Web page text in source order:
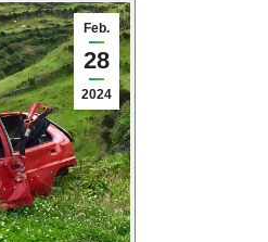
Feb.
28
2024